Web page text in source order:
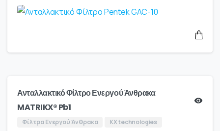
Ανταλλακτικό Φίλτρο Ενεργού Άνθρακα
MATRIKX® Pb1
Φίλτρα Ενεργού Άνθρακα KX technologies